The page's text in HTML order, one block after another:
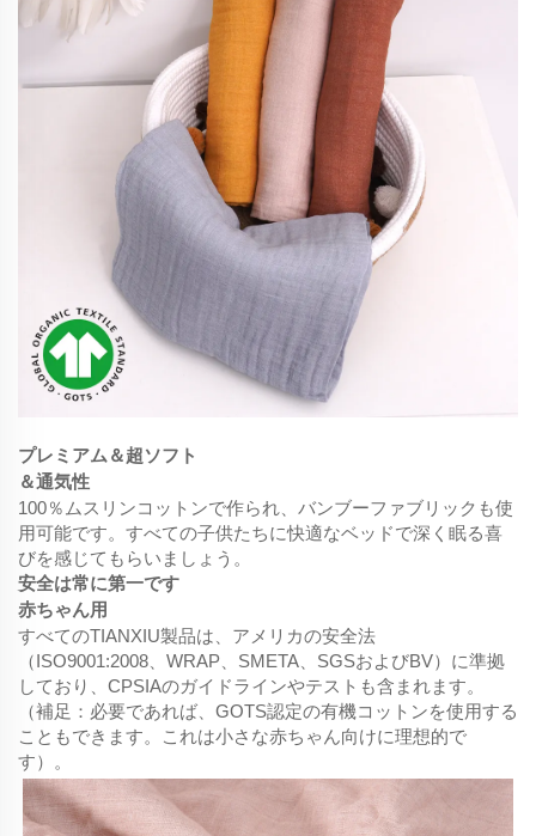
プレミアム＆超ソフト
＆通気性
100％ムスリンコットンで作られ、バンブーファブリックも使
用可能です。すべての子供たちに快適なベッドで深く眠る喜
びを感じてもらいましょう。
安全は常に第一です
赤ちゃん用
すべてのTIANXIU製品は、アメリカの安全法
（ISO9001:2008、WRAP、SMETA、SGSおよびBV）に準拠
しており、CPSIAのガイドラインやテストも含まれます。
（補足：必要であれば、GOTS認定の有機コットンを使用する
こともできます。これは小さな赤ちゃん向けに理想的で
す）。